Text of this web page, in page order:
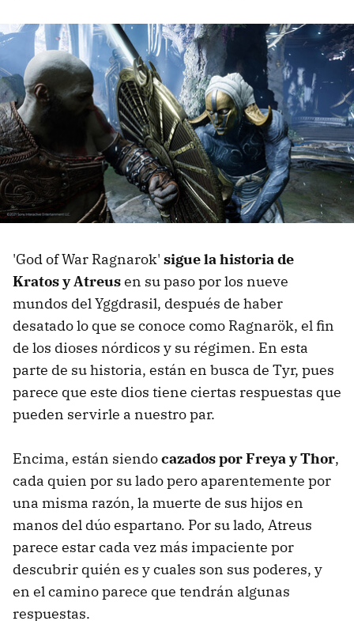
'God of War Ragnarok' sigue la historia de
Kratos y Atreusen su paso por los nueve
mundos del Yggdrasil, después de haber
desatado lo que se conoce como Ragnarök, el fin
de los dioses nórdicos y su régimen. En esta
parte de su historia, están en busca de Tyr, pues
parece que este dios tiene ciertas respuestas que
pueden servirle a nuestro par.
Encima, están siendocazados por Freya y Thor,
cada quien por su lado pero aparentemente por
una misma razón, la muerte de sus hijos en
manos del dúo espartano. Por su lado, Atreus
parece estar cada vez más impaciente por
descubrir quién es y cuales son sus poderes, y
en el camino parece que tendrán algunas
respuestas.